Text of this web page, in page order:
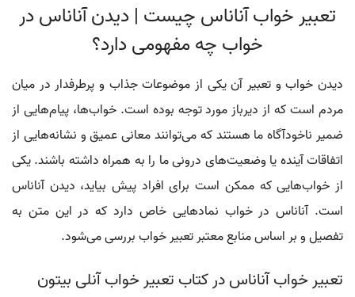
تعبیر خواب آناناس چیست | دیدن آناناس در
خواب چه مفهومی دارد؟
دیدن خواب و تعبیر آن یکی از موضوعات جذاب و پرطرفدار در میان
مردم است که از دیرباز مورد توجه بوده است. خواب‌ها، پیام‌هایی از
ضمیر ناخودآگاه ما هستند که می‌توانند معانی عمیق و نشانه‌هایی از
اتفاقات آینده یا وضعیت‌های درونی ما را به همراه داشته باشند. یکی
از خواب‌هایی که ممکن است برای افراد پیش بیاید، دیدن آناناس
است. آناناس در خواب نمادهایی خاص دارد که در این متن به
تفصیل و بر اساس منابع معتبر تعبیر خواب بررسی می‌شود.
تعبیر خواب آناناس در کتاب تعبیر خواب آنلی بیتون